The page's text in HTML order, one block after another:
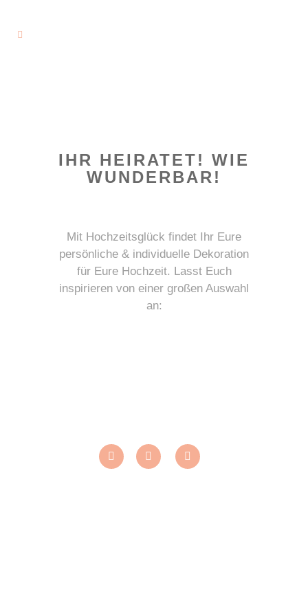
IHR HEIRATET! WIE
WUNDERBAR!
Mit Hochzeitsglück findet Ihr Eure
persönliche & individuelle Dekoration
für Eure Hochzeit. Lasst Euch
inspirieren von einer großen Auswahl
an: